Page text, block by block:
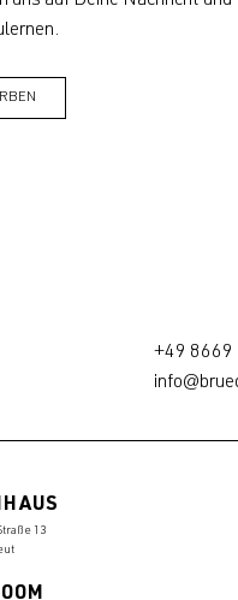
+49 8669
13